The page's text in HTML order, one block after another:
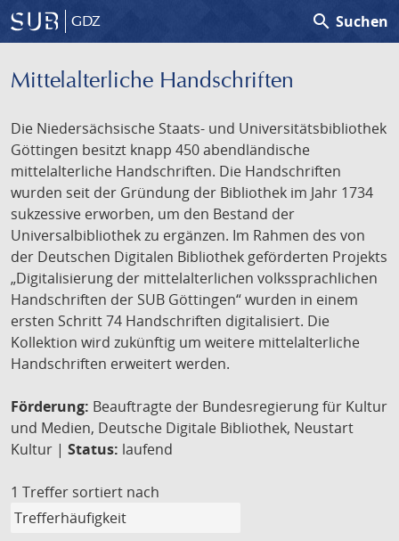
GDZ search Suchen
Mittelalterliche Handschriften
Die Niedersächsische Staats- und Universitätsbibliothek
Göttingen besitzt knapp 450 abendländische
mittelalterliche Handschriften. Die Handschriften
wurden seit der Gründung der Bibliothek im Jahr 1734
sukzessive erworben, um den Bestand der
Universalbibliothek zu ergänzen. Im Rahmen des von
der Deutschen Digitalen Bibliothek geförderten Projekts
„Digitalisierung der mittelalterlichen volkssprachlichen
Handschriften der SUB Göttingen“ wurden in einem
ersten Schritt 74 Handschriften digitalisiert. Die
Kollektion wird zukünftig um weitere mittelalterliche
Handschriften erweitert werden.
Förderung: Beauftragte der Bundesregierung für Kultur
und Medien, Deutsche Digitale Bibliothek, Neustart
Kultur | Status: laufend
1 Treffer sortiert nach